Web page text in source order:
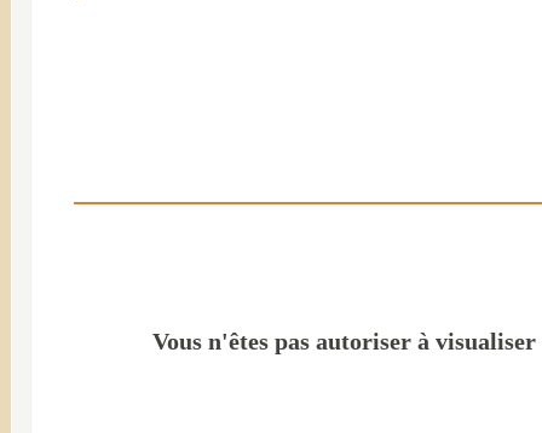
Vous n'êtes pas autoriser à